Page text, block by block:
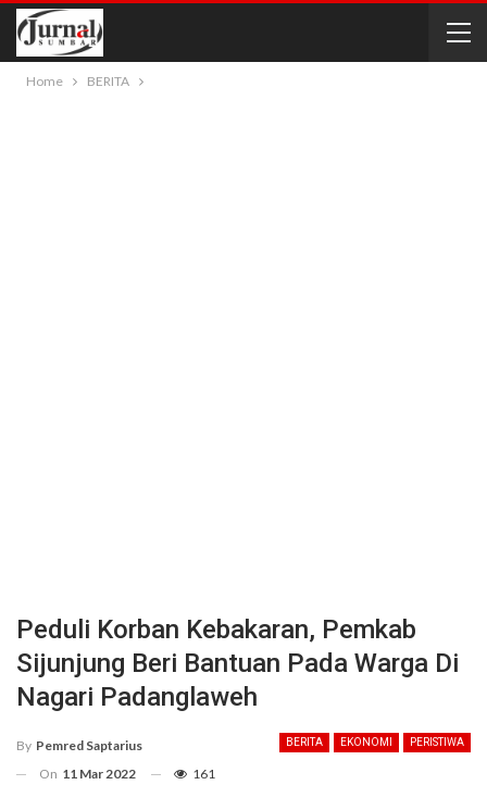
Home BERITA
Peduli Korban Kebakaran, Pemkab
Sijunjung Beri Bantuan Pada Warga Di
Nagari Padanglaweh
BERITA EKONOMI PERISTIWA
By Pemred Saptarius
On 11 Mar 2022 161